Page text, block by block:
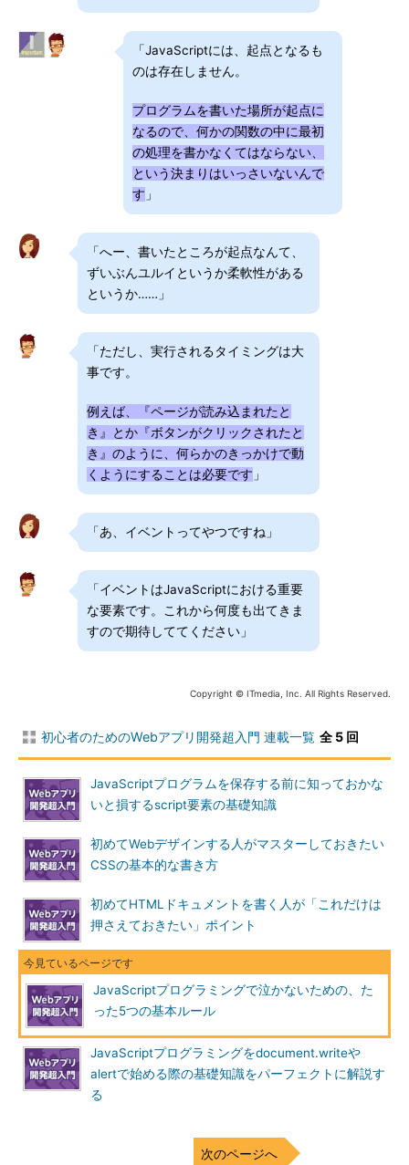
「JavaScriptには、起点となるも
のは存在しません。
プログラムを書いた場所が起点に
なるので、何かの関数の中に最初
の処理を書かなくてはならない、
という決まりはいっさいないんで
す 」
「へー、書いたところが起点なんて、
ずいぶんユルイというか柔軟性がある
というか……」
「ただし、実行されるタイミングは大
事です。
例えば、『ページが読み込まれたと
き』とか『ボタンがクリックされたと
き』のように、何らかのきっかけで動
くようにすることは必要です 」
「あ、イベントってやつですね」
「イベントはJavaScriptにおける重要
な要素です。これから何度も出てきま
すので期待しててください」
Copyright © ITmedia, Inc. All Rights Reserved.
初心者のためのWebアプリ開発超入門 連載一覧 全 5 回
JavaScriptプログラムを保存する前に知っておかな
いと損するscript要素の基礎知識
初めてWebデザインする人がマスターしておきたい
CSSの基本的な書き方
初めてHTMLドキュメントを書く人が「これだけは
押さえておきたい」ポイント
JavaScriptプログラミングで泣かないための、た
った5つの基本ルール
JavaScriptプログラミングをdocument.writeや
alertで始める際の基礎知識をパーフェクトに解説す
る
次のページへ